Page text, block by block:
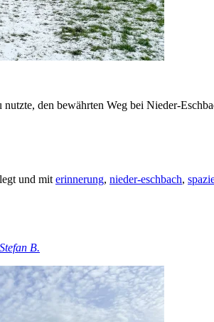
nutzte, den bewährten Weg bei Nieder-
und mit erinnerung, nieder-eschbach,
Stefan B.